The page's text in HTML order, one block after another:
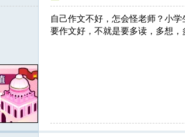
自己作文不好，怎会怪老师？小
要作文好，不就是要多读，多想，